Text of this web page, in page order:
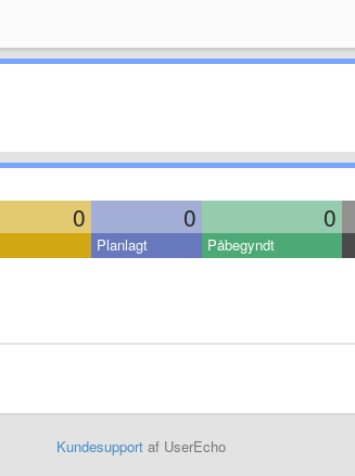
0 0 0
Planlagt Påbegyndt
Kundesupportaf UserEcho